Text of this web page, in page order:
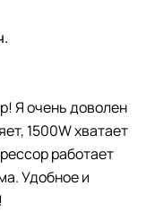
Я очень доволен
1500W хватает
работает
Удобное и